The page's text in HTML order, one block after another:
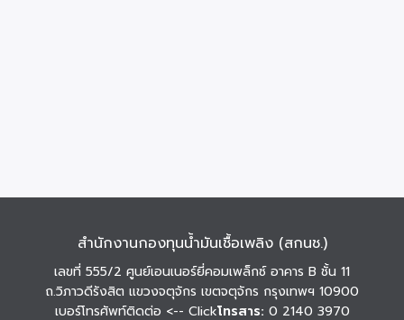
สำนักงานกองทุนน้ำมันเชื้อเพลิง (สกนช.)
เลขที่ 555/2 ศูนย์เอนเนอร์ยี่คอมเพล็กซ์ อาคาร B ชั้น 11
ถ.วิภาวดีรังสิต แขวงจตุจักร เขตจตุจักร กรุงเทพฯ 10900
เบอร์โทรศัพท์ติดต่อ <-- Clickโทรสาร: 0 2140 3970